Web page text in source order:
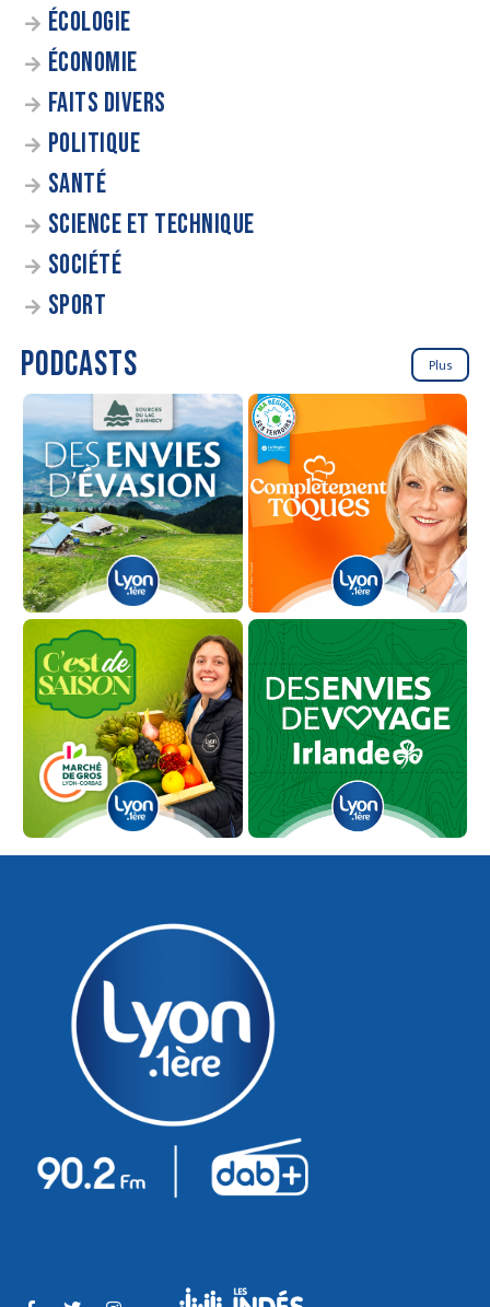
ÉCOLOGIE
ÉCONOMIE
FAITS DIVERS
POLITIQUE
SANTÉ
SCIENCE ET TECHNIQUE
SOCIÉTÉ
SPORT
PODCASTS Plus